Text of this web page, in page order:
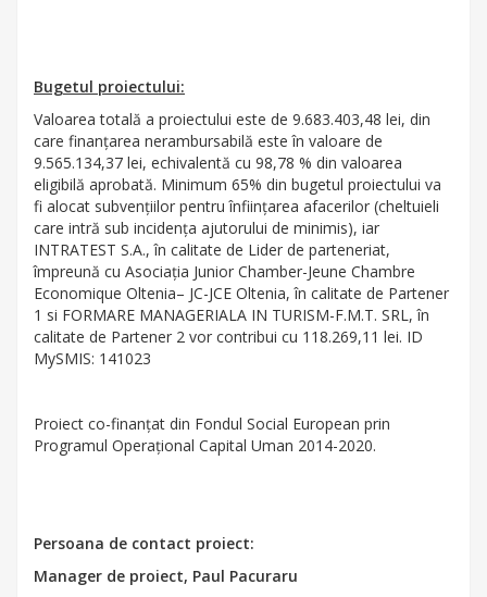
Bugetul proiectului:
Valoarea totală a proiectului este de 9.683.403,48 lei, din
care finanțarea nerambursabilă este în valoare de
9.565.134,37 lei, echivalentă cu 98,78 % din valoarea
eligibilă aprobată. Minimum 65% din bugetul proiectului va
fi alocat subvențiilor pentru înființarea afacerilor (cheltuieli
care intră sub incidența ajutorului de minimis), iar
INTRATEST S.A., în calitate de Lider de parteneriat,
împreună cu Asociația Junior Chamber-Jeune Chambre
Economique Oltenia– JC-JCE Oltenia, în calitate de Partener
1 si FORMARE MANAGERIALA IN TURISM-F.M.T. SRL, în
calitate de Partener 2 vor contribui cu 118.269,11 lei. ID
MySMIS: 141023
Proiect co-finanțat din Fondul Social European prin
Programul Operaţional Capital Uman 2014-2020.
Persoana de contact proiect:
Manager de proiect, Paul Pacuraru